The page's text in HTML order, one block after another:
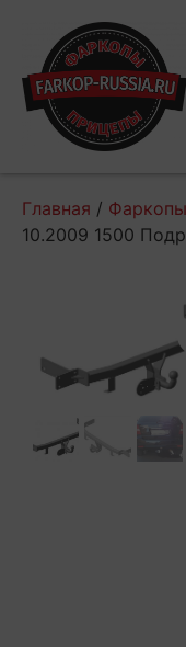
Главная / Фаркопы
10.2009 1500